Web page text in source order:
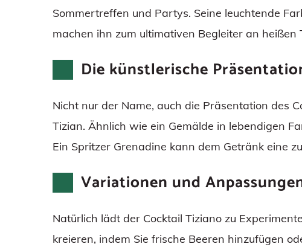
Sommertreffen und Partys. Seine leuchtende
machen ihn zum ultimativen Begleiter an heißen
Die künstlerische
Nicht nur der Name, auch die Präsentation des
Tizian. Ähnlich wie ein Gemälde in lebendigen
Ein Spritzer Grenadine kann dem Getränk eine
Variationen und
Natürlich lädt der Cocktail Tiziano zu
kreieren, indem Sie frische Beeren hinzufügen